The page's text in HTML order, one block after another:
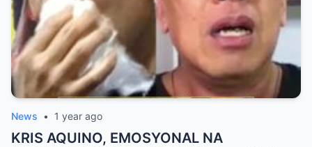
News • 1 year ago
KRIS AQUINO, EMOSYONAL NA